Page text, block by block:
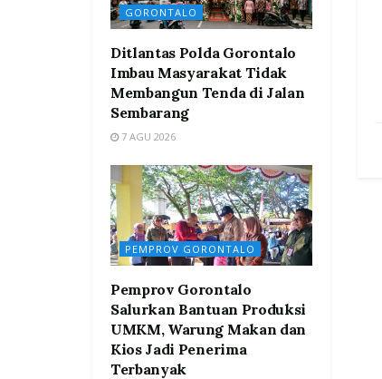
GORONTALO
Ditlantas Polda Gorontalo
Imbau Masyarakat Tidak
Membangun Tenda di Jalan
Sembarang
7 AGU 2026
PEMPROV GORONTALO
Pemprov Gorontalo
Salurkan Bantuan Produksi
UMKM, Warung Makan dan
Kios Jadi Penerima
Terbanyak